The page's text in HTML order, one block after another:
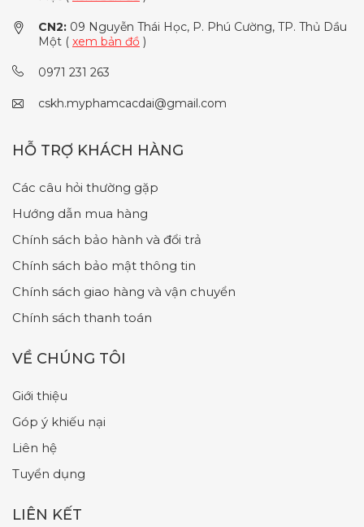
CN2: 09 Nguyễn Thái Học, P. Phú Cường, TP. Thủ Dầu
Một ( xem bản đồ )
0971 231 263
cskh.myphamcacdai@gmail.com
HỖ TRỢ KHÁCH HÀNG
Các câu hỏi thường gặp
Hướng dẫn mua hàng
Chính sách bảo hành và đổi trả
Chính sách bảo mật thông tin
Chính sách giao hàng và vận chuyển
Chính sách thanh toán
VỀ CHÚNG TÔI
Giới thiệu
Góp ý khiếu nại
Liên hệ
Tuyển dụng
LIÊN KẾT